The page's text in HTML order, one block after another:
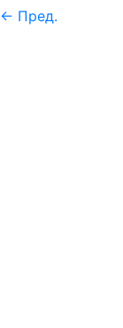
← Пред.